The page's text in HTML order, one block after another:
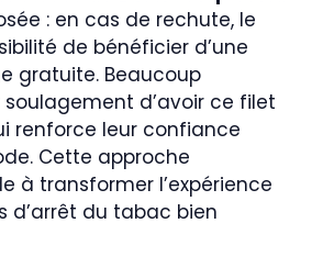
: en cas de rechute, le
de bénéficier d’une
gratuite. Beaucoup
d’avoir ce filet
renforce leur confiance
Cette approche
à transformer l’expérience
d’arrêt du tabac bien